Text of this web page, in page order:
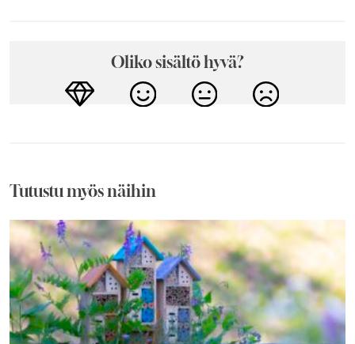
Oliko sisältö hyvä?
Tutustu myös näihin